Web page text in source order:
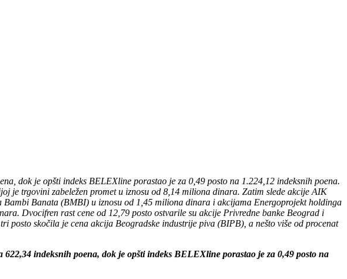
dok je opšti indeks BELEXline porastao je za 0,49 posto na 1.224,12 indeksnih poena.
je trgovini zabeležen promet u iznosu od 8,14 miliona dinara. Zatim slede akcije AIK
Banata (BMBI) u iznosu od 1,45 miliona dinara i akcijama Energoprojekt holdinga
Dvocifren rast cene od 12,79 posto ostvarile su akcije Privredne banke Beograd i
skočila je cena akcija Beogradske industrije piva (BIPB), a nešto više od procenat
indeksnih poena, dok je opšti indeks BELEXline porastao je za 0,49 posto na